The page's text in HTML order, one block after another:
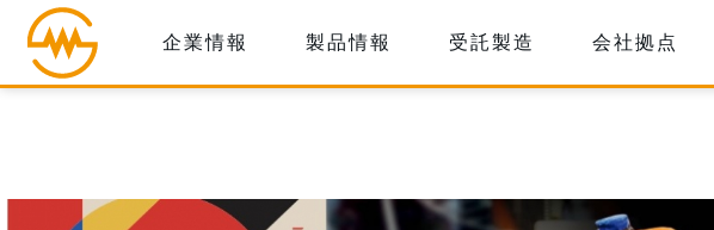
企業情報 製品情報 受託製造 会社拠点